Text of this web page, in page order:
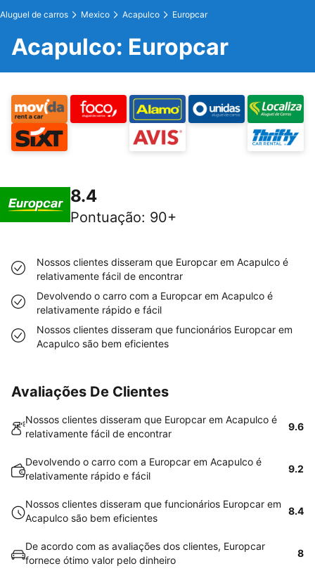
Aluguel de carros Mexico Acapulco Europcar
Acapulco: Europcar
8.4
Pontuação: 90+
Nossos clientes disseram que Europcar em Acapulco é
relativamente fácil de encontrar
Devolvendo o carro com a Europcar em Acapulco é
relativamente rápido e fácil
Nossos clientes disseram que funcionários Europcar em
Acapulco são bem eficientes
Avaliações De Clientes
Nossos clientes disseram que Europcar em Acapulco é
relativamente fácil de encontrar
9.6
Devolvendo o carro com a Europcar em Acapulco é
relativamente rápido e fácil
9.2
Nossos clientes disseram que funcionários Europcar em
Acapulco são bem eficientes
8.4
De acordo com as avaliações dos clientes, Europcar
fornece ótimo valor pelo dinheiro
8